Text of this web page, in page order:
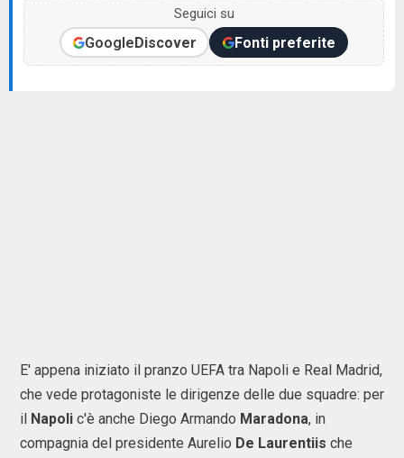
Seguici su
GoogleDiscover Fonti preferite
E' appena iniziato il pranzo UEFA tra Napoli e Real Madrid,
che vede protagoniste le dirigenze delle due squadre: per
il Napoli c'è anche Diego Armando Maradona, in
compagnia del presidente Aurelio De Laurentiis che